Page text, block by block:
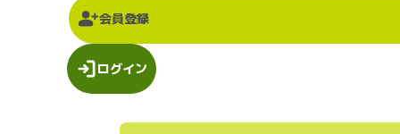
会員登録
ログイン